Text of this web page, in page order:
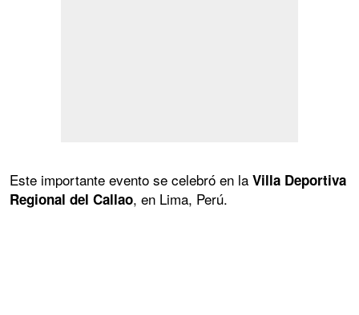
Este importante evento se celebró en la Villa Deportiva
Regional del Callao, en Lima, Perú.